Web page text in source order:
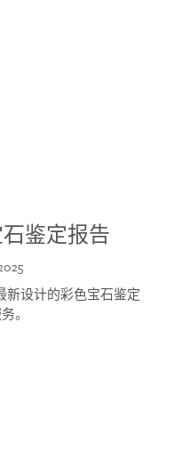
鉴定报告
新设计的彩色宝石鉴定
。